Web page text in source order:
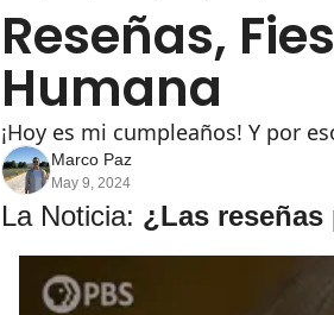
Reseñas,
Humana
¡Hoy es mi cumpleaños! Y por
Marco Paz
May 9, 2024
La Noticia: ¿Las